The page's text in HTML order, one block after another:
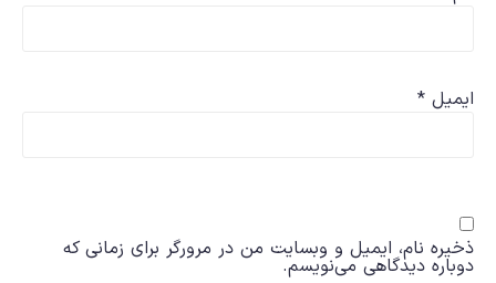
ایمیل *
ذخیره نام، ایمیل و وبسایت من در مرورگر برای زمانی که
دوباره دیدگاهی می‌نویسم.